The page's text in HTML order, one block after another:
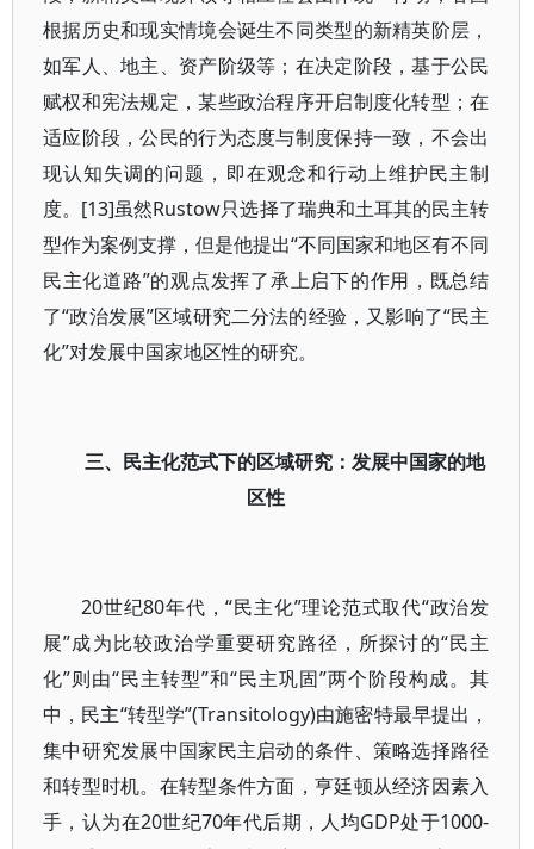
根据历史和现实情境会诞生不同类型的新精英阶层，
如军人、地主、资产阶级等；在决定阶段，基于公民
赋权和宪法规定，某些政治程序开启制度化转型；在
适应阶段，公民的行为态度与制度保持一致，不会出
现认知失调的问题，即在观念和行动上维护民主制
度。[13]虽然Rustow只选择了瑞典和土耳其的民主转
型作为案例支撑，但是他提出“不同国家和地区有不同
民主化道路”的观点发挥了承上启下的作用，既总结
了“政治发展”区域研究二分法的经验，又影响了“民主
化”对发展中国家地区性的研究。
三、民主化范式下的区域研究：发展中国家的地
区性
20世纪80年代，“民主化”理论范式取代“政治发
展”成为比较政治学重要研究路径，所探讨的“民主
化”则由“民主转型”和“民主巩固”两个阶段构成。其
中，民主“转型学”(Transitology)由施密特最早提出，
集中研究发展中国家民主启动的条件、策略选择路径
和转型时机。在转型条件方面，亨廷顿从经济因素入
手，认为在20世纪70年代后期，人均GDP处于1000-